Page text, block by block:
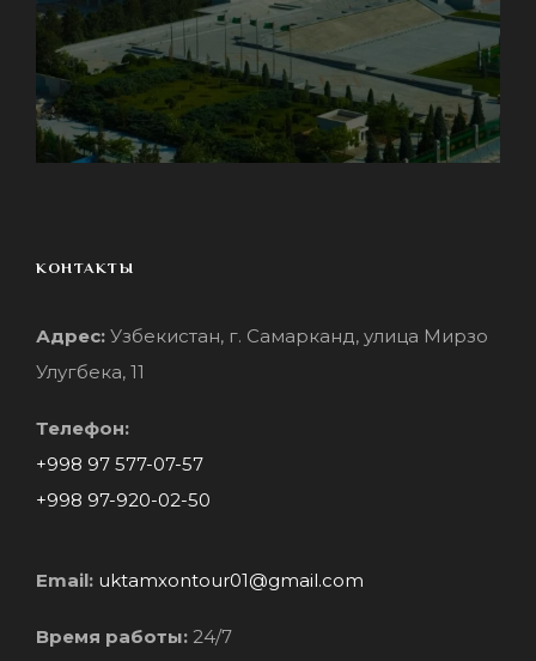
КОНТАКТЫ
Адрес: Узбекистан, г. Самарканд, улица Мирзо
Улугбека, 11
Телефон:
+998 97 577-07-57
+998 97-920-02-50
Email: uktamxontour01@gmail.com
Время работы: 24/7